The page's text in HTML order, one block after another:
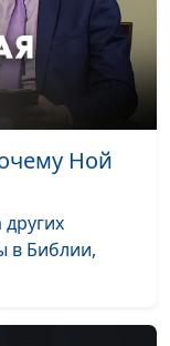
Николай
#2025
Ной
в Библии,